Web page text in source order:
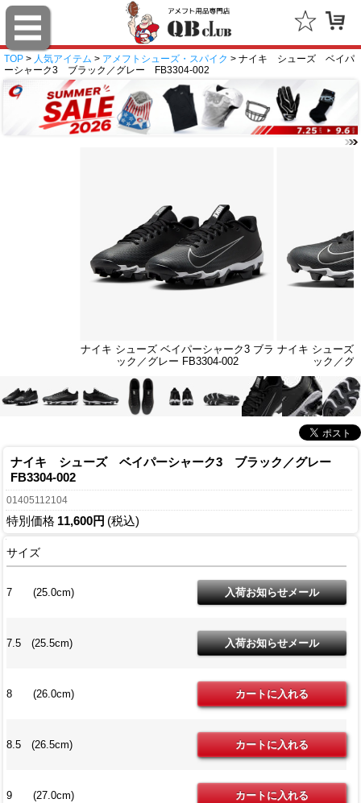
TOP > 人気アイテム > アメフトシューズ・スパイク > ナイキ シューズ ベイパ
ーシャーク3 ブラック／グレー FB3304-002
ナイキ シューズ ベイパーシャーク3 ブラ
ック／グレー FB3304-002
ナイキ シューズ
ック／グ
ナイキ シューズ ベイパーシャーク3 ブラック／グレー
FB3304-002
01405112104
特別価格 11,600円 (税込)
サイズ
7 (25.0cm)
7.5 (25.5cm)
8 (26.0cm)
8.5 (26.5cm)
9 (27.0cm)